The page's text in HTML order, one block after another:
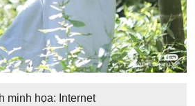
minh họa: Internet